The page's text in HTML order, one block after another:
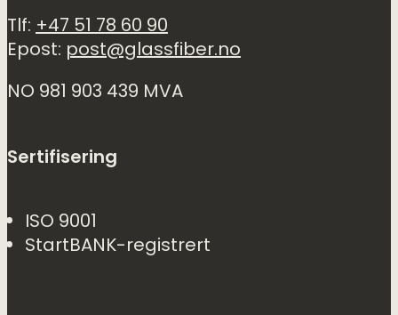
Tlf:+47 51 78 60 90
Epost: post@glassfiber.no
NO 981 903 439 MVA
Sertifisering
ISO 9001
StartBANK-registrert